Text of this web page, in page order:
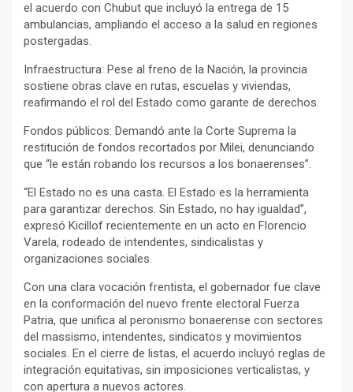
el acuerdo con Chubut que incluyó la entrega de 15
ambulancias, ampliando el acceso a la salud en regiones
postergadas.
Infraestructura: Pese al freno de la Nación, la provincia
sostiene obras clave en rutas, escuelas y viviendas,
reafirmando el rol del Estado como garante de derechos.
Fondos públicos: Demandó ante la Corte Suprema la
restitución de fondos recortados por Milei, denunciando
que “le están robando los recursos a los bonaerenses”.
“El Estado no es una casta. El Estado es la herramienta
para garantizar derechos. Sin Estado, no hay igualdad”,
expresó Kicillof recientemente en un acto en Florencio
Varela, rodeado de intendentes, sindicalistas y
organizaciones sociales.
Con una clara vocación frentista, el gobernador fue clave
en la conformación del nuevo frente electoral Fuerza
Patria, que unifica al peronismo bonaerense con sectores
del massismo, intendentes, sindicatos y movimientos
sociales. En el cierre de listas, el acuerdo incluyó reglas de
integración equitativas, sin imposiciones verticalistas, y
con apertura a nuevos actores.